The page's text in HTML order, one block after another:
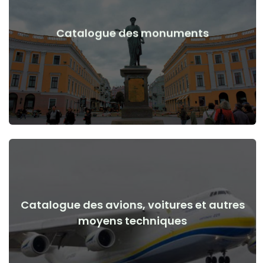
Catalogue des monuments
Monuments, œuvres d'art avant et après le début de la
guerre
Voir les détails
Catalogue des avions, voitures et autres
moyens techniques
Avions, voitures, moyens techniques avant et après le début
de la guerre
Voir les détails